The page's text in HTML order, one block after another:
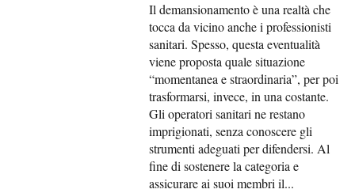
Il demansionamento è una realtà che
tocca da vicino anche i professionisti
sanitari. Spesso, questa eventualità
viene proposta quale situazione
“momentanea e straordinaria”, per poi
trasformarsi, invece, in una costante.
Gli operatori sanitari ne restano
imprigionati, senza conoscere gli
strumenti adeguati per difendersi. Al
fine di sostenere la categoria e
assicurare ai suoi membri il...